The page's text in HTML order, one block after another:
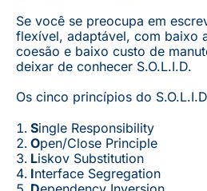
Se você se preocupa em
flexível, adaptável, com baixo
coesão e baixo custo de
deixar de conhecer S.O.L.I.D.
Os cinco princípios do
Single Responsibility
Open/Close Principle
Liskov Substitution
Interface Segregation